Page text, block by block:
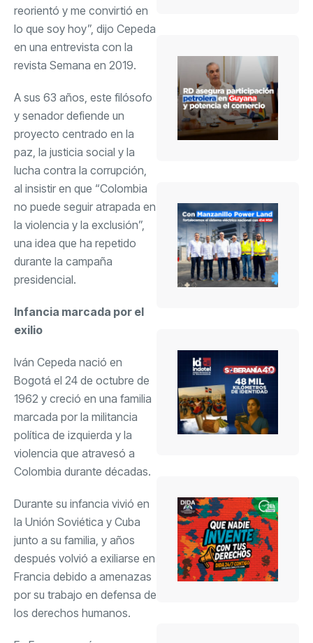
reorientó y me convirtió en
lo que soy hoy”, dijo Cepeda
en una entrevista con la
revista Semana en 2019.
A sus 63 años, este filósofo
y senador defiende un
proyecto centrado en la
paz, la justicia social y la
lucha contra la corrupción,
al insistir en que “Colombia
no puede seguir atrapada en
la violencia y la exclusión”,
una idea que ha repetido
durante la campaña
presidencial.
Infancia marcada por el
exilio
Iván Cepeda nació en
Bogotá el 24 de octubre de
1962 y creció en una familia
marcada por la militancia
política de izquierda y la
violencia que atravesó a
Colombia durante décadas.
Durante su infancia vivió en
la Unión Soviética y Cuba
junto a su familia, y años
después volvió a exiliarse en
Francia debido a amenazas
por su trabajo en defensa de
los derechos humanos.